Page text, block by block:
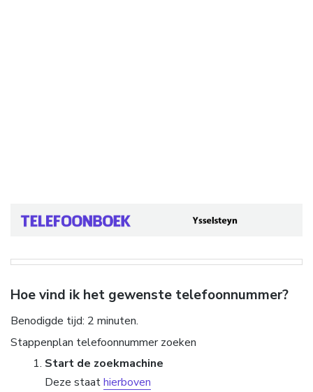
Hoe vind ik het gewenste telefoonnummer?
Benodigde tijd: 2 minuten.
Stappenplan telefoonnummer zoeken
Start de zoekmachine
Deze staathierboven